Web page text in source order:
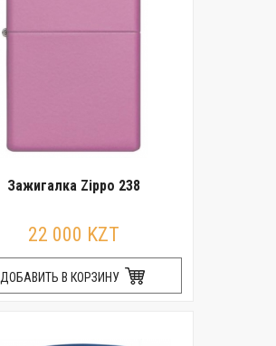
Зажигалка Zippo 238
22 000 KZT
ДОБАВИТЬ В КОРЗИНУ